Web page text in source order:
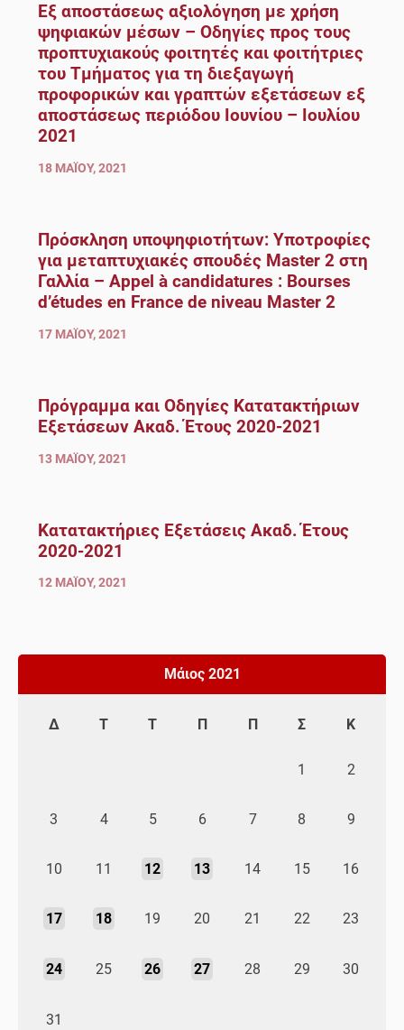
Εξ αποστάσεως αξιολόγηση με χρήση
ψηφιακών μέσων – Οδηγίες προς τους
προπτυχιακούς φοιτητές και φοιτήτριες
του Τμήματος για τη διεξαγωγή
προφορικών και γραπτών εξετάσεων εξ
αποστάσεως περιόδου Ιουνίου – Ιουλίου
2021
18 ΜΑΪ́ΟΥ, 2021
Πρόσκληση υποψηφιοτήτων: Υποτροφίες
για μεταπτυχιακές σπουδές Master 2 στη
Γαλλία – Appel à candidatures : Bourses
d’études en France de niveau Master 2
17 ΜΑΪ́ΟΥ, 2021
Πρόγραμμα και Οδηγίες Κατατακτήριων
Εξετάσεων Ακαδ. Έτους 2020-2021
13 ΜΑΪ́ΟΥ, 2021
Κατατακτήριες Εξετάσεις Ακαδ. Έτους
2020-2021
12 ΜΑΪ́ΟΥ, 2021
Μάιος 2021
Δ Τ Τ Π Π Σ Κ
1 2
3 4 5 6 7 8 9
10 11 12 13 14 15 16
17 18 19 20 21 22 23
24 25 26 27 28 29 30
31